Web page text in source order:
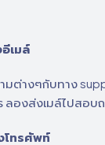
เมล์
ต่างๆกับทาง
ลองส่งเมล์ไปสอบ
โทรศัพท์